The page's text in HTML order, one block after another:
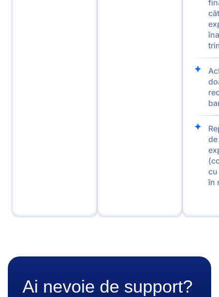
cu
în
Ai nevoie de support?